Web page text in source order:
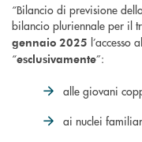
“Bilancio di previsione
bilancio pluriennale per il
gennaio 2025 l’accesso
“esclusivamente”:
alle giovani
ai nuclei